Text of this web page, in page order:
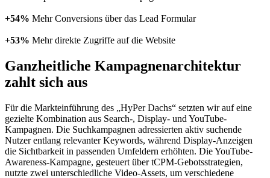
+54% Mehr Conversions über das Lead Formular
+53% Mehr direkte Zugriffe auf die Website
Ganzheitliche Kampagnenarchitektur
zahlt sich aus
Für die Markteinführung des „HyPer Dachs“ setzten wir auf eine
gezielte Kombination aus Search-, Display- und YouTube-
Kampagnen. Die Suchkampagnen adressierten aktiv suchende
Nutzer entlang relevanter Keywords, während Display-Anzeigen
die Sichtbarkeit in passenden Umfeldern erhöhten. Die YouTube-
Awareness-Kampagne, gesteuert über tCPM-Gebotsstrategien,
nutzte zwei unterschiedliche Video-Assets, um verschiedene